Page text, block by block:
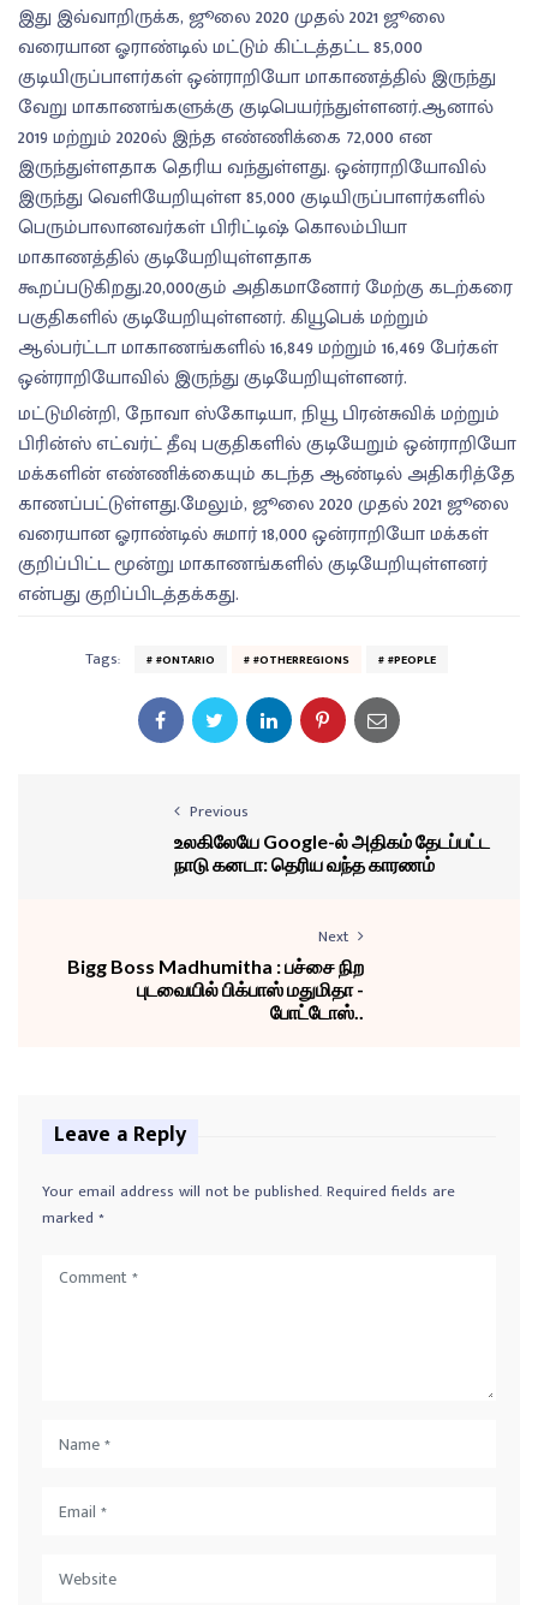
இது இவ்வாறிருக்க, ஜூலை 2020 முதல் 2021 ஜூலை
வரையான ஓராண்டில் மட்டும் கிட்டத்தட்ட 85,000
குடியிருப்பாளர்கள் ஒன்ராறியோ மாகாணத்தில் இருந்து
வேறு மாகாணங்களுக்கு குடிபெயர்ந்துள்ளனர்.ஆனால்
2019 மற்றும் 2020ல் இந்த எண்ணிக்கை 72,000 என
இருந்துள்ளதாக தெரிய வந்துள்ளது. ஒன்ராறியோவில்
இருந்து வெளியேறியுள்ள 85,000 குடியிருப்பாளர்களில்
பெரும்பாலானவர்கள் பிரிட்டிஷ் கொலம்பியா
மாகாணத்தில் குடியேறியுள்ளதாக
கூறப்படுகிறது.20,000கும் அதிகமானோர் மேற்கு கடற்கரை
பகுதிகளில் குடியேறியுள்ளனர். கியூபெக் மற்றும்
ஆல்பர்ட்டா மாகாணங்களில் 16,849 மற்றும் 16,469 பேர்கள்
ஒன்ராறியோவில் இருந்து குடியேறியுள்ளனர்.
மட்டுமின்றி, நோவா ஸ்கோடியா, நியூ பிரன்சுவிக் மற்றும்
பிரின்ஸ் எட்வர்ட் தீவு பகுதிகளில் குடியேறும் ஒன்ராறியோ
மக்களின் எண்ணிக்கையும் கடந்த ஆண்டில் அதிகரித்தே
காணப்பட்டுள்ளது.மேலும், ஜூலை 2020 முதல் 2021 ஜூலை
வரையான ஓராண்டில் சுமார் 18,000 ஒன்ராறியோ மக்கள்
குறிப்பிட்ட மூன்று மாகாணங்களில் குடியேறியுள்ளனர்
என்பது குறிப்பிடத்தக்கது.
Tags: #ONTARIO #OTHERREGIONS #PEOPLE
Previous
உலகிலேயே Google-ல் அதிகம் தேடப்பட்ட
நாடு கனடா: தெரிய வந்த காரணம்
Next
Bigg Boss Madhumitha : பச்சை நிற
புடவையில் பிக்பாஸ் மதுமிதா -
போட்டோஸ்..
Leave a Reply
Your email address will not be published.Required fields are
marked *